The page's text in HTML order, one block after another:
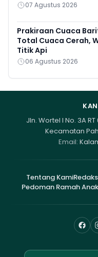
07 Agustus 2026
Prakiraan Cuaca
Total Cuaca Cerah,
Titik Api
06 Agustus 2026
Jln. Wortel I No. 3A
Kecamatan
Email:
Tentang Kami
Pedoman Ramah Anak